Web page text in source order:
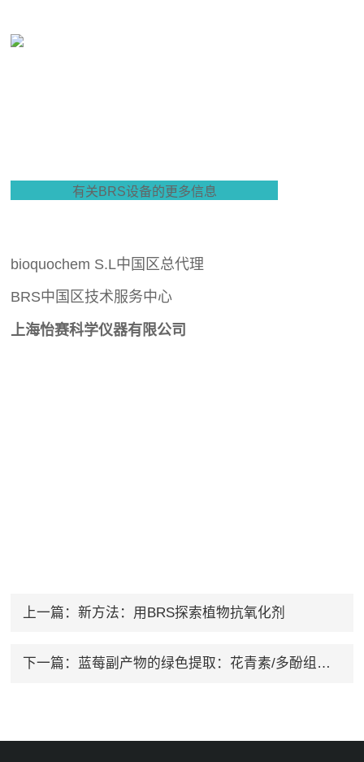
有关BRS设备的更多信息
bioquochem S.L中国区总代理
BRS中国区技术服务中心
上海怡赛科学仪器有限公司
上一篇： 新方法：用BRS探索植物抗氧化剂
下一篇： 蓝莓副产物的绿色提取：花青素/多酚组分的生物活性潜力评价